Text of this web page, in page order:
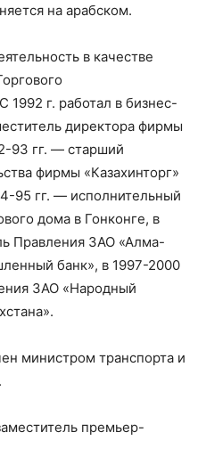
на арабском.
в качестве
1992 г. работал в бизнес-
директора фирмы
93 гг. — старший
фирмы «Казахинторг»
95 гг. — исполнительный
дома в Гонконге, в
Правления ЗАО «Алма-
банк», в 1997-2000
ЗАО «Народный
министром транспорта и
премьер-